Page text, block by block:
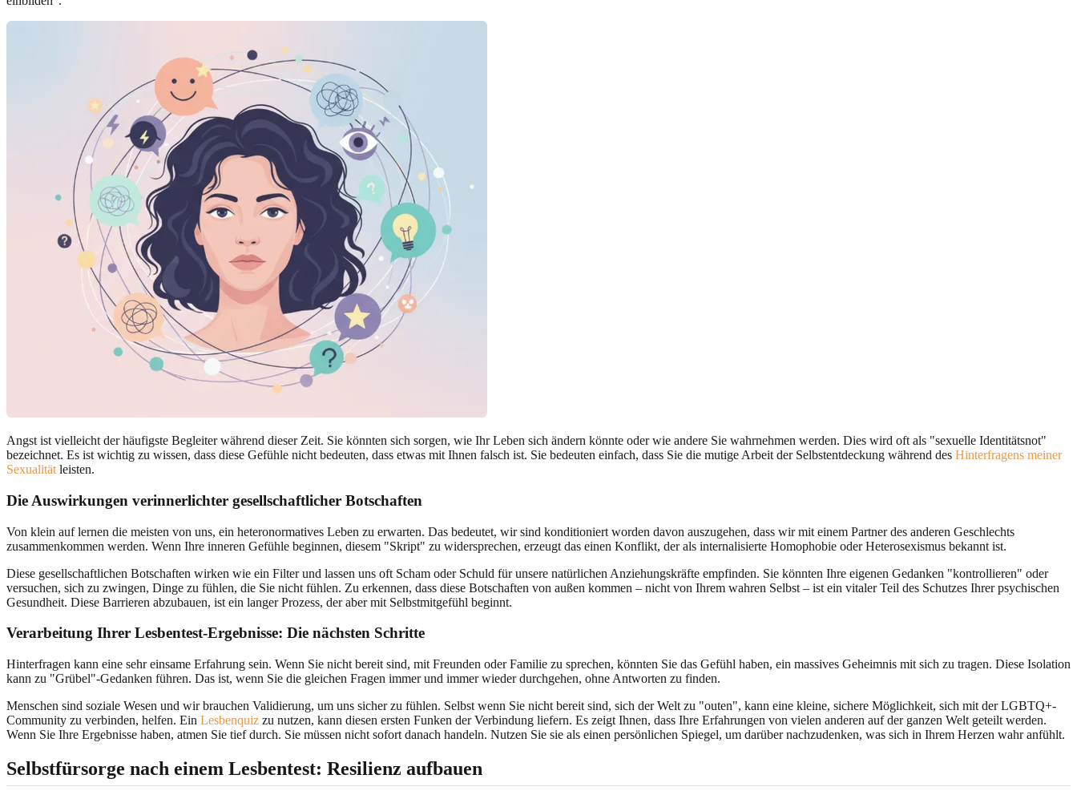
Angst ist vielleicht der häufigste Begleiter während dieser Zeit. Sie könnten sich sorgen, wie Ihr Leben sich ändern könnte oder wie andere Sie wahrnehmen werden. Dies wird oft als "sexuelle Identitätsnot"
bezeichnet. Es ist wichtig zu wissen, dass diese Gefühle nicht bedeuten, dass etwas mit Ihnen falsch ist. Sie bedeuten einfach, dass Sie die mutige Arbeit der Selbstentdeckung während des Hinterfragens meiner
Sexualität leisten.
Die Auswirkungen verinnerlichter gesellschaftlicher Botschaften
Von klein auf lernen die meisten von uns, ein heteronormatives Leben zu erwarten. Das bedeutet, wir sind konditioniert worden davon auszugehen, dass wir mit einem Partner des anderen Geschlechts
zusammenkommen werden. Wenn Ihre inneren Gefühle beginnen, diesem "Skript" zu widersprechen, erzeugt das einen Konflikt, der als internalisierte Homophobie oder Heterosexismus bekannt ist.
Diese gesellschaftlichen Botschaften wirken wie ein Filter und lassen uns oft Scham oder Schuld für unsere natürlichen Anziehungskräfte empfinden. Sie könnten Ihre eigenen Gedanken "kontrollieren" oder
versuchen, sich zu zwingen, Dinge zu fühlen, die Sie nicht fühlen. Zu erkennen, dass diese Botschaften von außen kommen – nicht von Ihrem wahren Selbst – ist ein vitaler Teil des Schutzes Ihrer psychischen
Gesundheit. Diese Barrieren abzubauen, ist ein langer Prozess, der aber mit Selbstmitgefühl beginnt.
Verarbeitung Ihrer Lesbentest-Ergebnisse: Die nächsten Schritte
Hinterfragen kann eine sehr einsame Erfahrung sein. Wenn Sie nicht bereit sind, mit Freunden oder Familie zu sprechen, könnten Sie das Gefühl haben, ein massives Geheimnis mit sich zu tragen. Diese Isolation
kann zu "Grübel"-Gedanken führen. Das ist, wenn Sie die gleichen Fragen immer und immer wieder durchgehen, ohne Antworten zu finden.
Menschen sind soziale Wesen und wir brauchen Validierung, um uns sicher zu fühlen. Selbst wenn Sie nicht bereit sind, sich der Welt zu "outen", kann eine kleine, sichere Möglichkeit, sich mit der LGBTQ+-
Community zu verbinden, helfen. Ein Lesbenquiz zu nutzen, kann diesen ersten Funken der Verbindung liefern. Es zeigt Ihnen, dass Ihre Erfahrungen von vielen anderen auf der ganzen Welt geteilt werden.
Wenn Sie Ihre Ergebnisse haben, atmen Sie tief durch. Sie müssen nicht sofort danach handeln. Nutzen Sie sie als einen persönlichen Spiegel, um darüber nachzudenken, was sich in Ihrem Herzen wahr anfühlt.
Selbstfürsorge nach einem Lesbentest: Resilienz aufbauen